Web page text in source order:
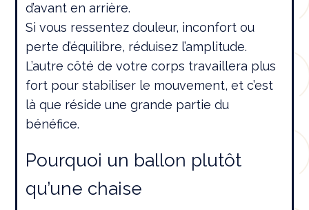
d’avant en arrière.
Si vous ressentez douleur, inconfort ou
perte d’équilibre, réduisez l’amplitude.
L’autre côté de votre corps travaillera plus
fort pour stabiliser le mouvement, et c’est
là que réside une grande partie du
bénéfice.
Pourquoi un ballon plutôt
qu’une chaise